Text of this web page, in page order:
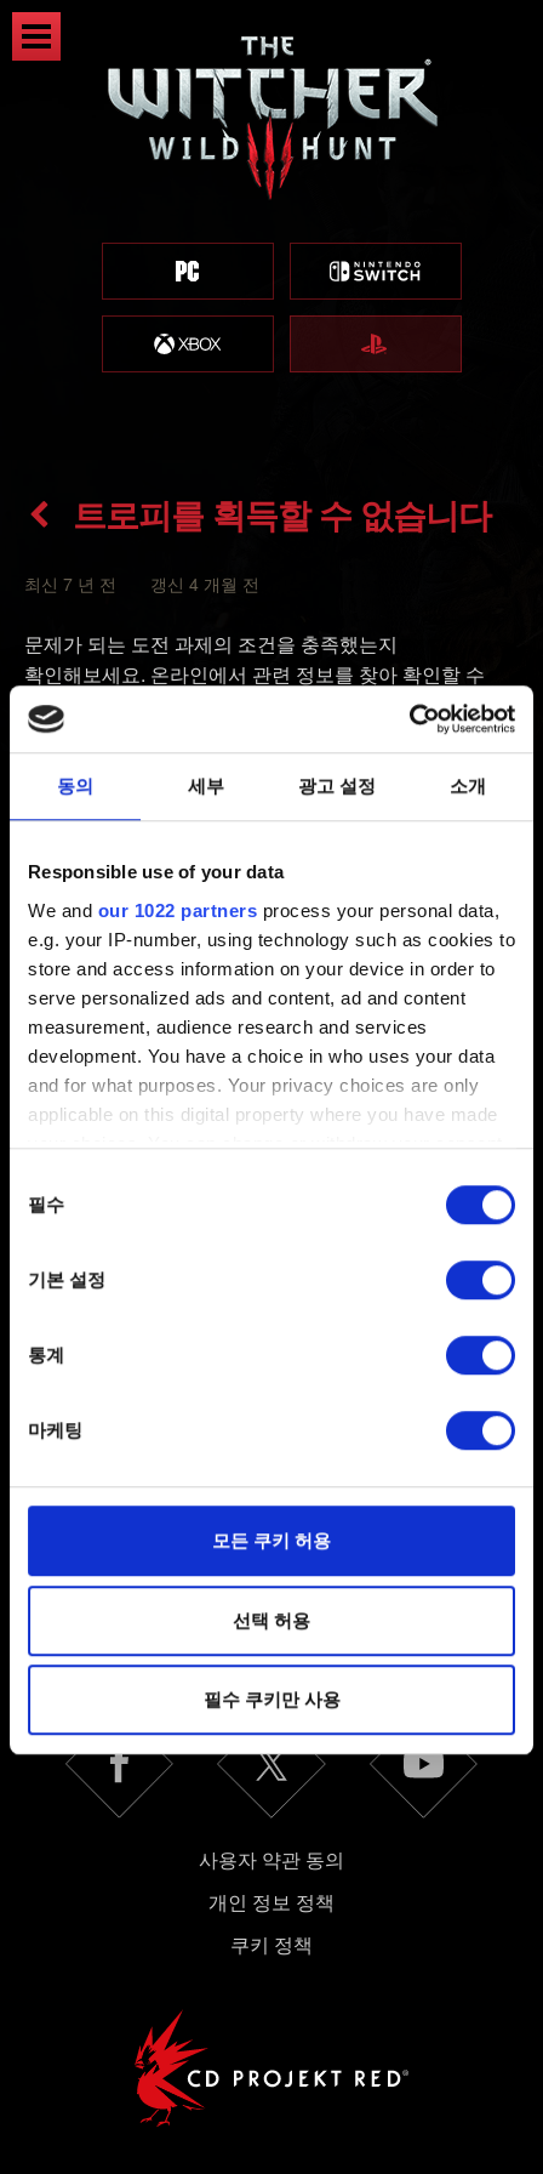
동의 세부 광고 설정 소개
Responsible use of your data
We and our 1022 partners process your personal data,
e.g. your IP-number, using technology such as cookies to
store and access information on your device in order to
serve personalized ads and content, ad and content
measurement, audience research and services
development. You have a choice in who uses your data
and for what purposes. Your privacy choices are only
applicable on this digital property where you have made
your choices. You can change or withdraw your consent
the Privacy trigger icon.
Collect information about your geographical
Identify your device by actively scanning it for
Find out more about how your personal data is processed
일부 쿠키는 웹 사이트를 정상적으로 이용하기 위해
관련 기술적 피드백을 제공하여 사용자의 웹사이트 이용
환경을 개선하기 위해 사용됩니다. 예를 들어, 소셜
파악하기 위해 쿠키의 일부를 저희 파트너와 공유할 수도
있습니다. 물론, 이처럼 선택적으로 쿠키를 사용할
경우에는 사용자의 동의를 구할 것입니다.
쿠키 사용에 관한 세부 사항이나 관련 설정은 아래의
"Settings" 메뉴에서 확인할 수 있습니다.
선택
필수
기본 설정
통계
마케팅
모든 쿠키 허용
선택 허용
필수 쿠키만 사용
트로피를 획득할 수 없습니다
최신 7 년 전 갱신 4 개월 전
문제가 되는 도전 과제의 조건을 충족했는지
확인해보세요. 온라인에서 관련 정보를 찾아 확인할 수
있습니다. 조건을 충족했는데도 트로피가 나타나지
않는다면
PlayStation 의 캐시를 삭제해보세요.
2. PlayStation 위쪽의 전원 표시등이 꺼지고 깜빡임을
멈추면 콘솔 뒤쪽의 전원 케이블을 뽑으세요.
3. 30초 이상 기다리세요.
4. PlayStation 에 다시 전원 케이블을 꽂고 콘솔을 켠 뒤,
여전히 문제가 발생하는지 확인해보세요.
이렇게 하면 시스템 공장 초기화가 진행됩니다. 게임을
실행한 후에도 자동으로 트로피가 나타나지 않는다면 다시
한번 조건을 충족시켜 보세요. 이때, 조건이 충족되기 전의
도움이 필요하신가요?
SNS 접속
사용자 약관 동의
개인 정보 정책
쿠키 정책